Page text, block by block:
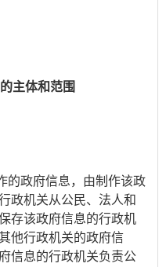
主体和范围
政府信息，由制作该政
政机关从公民、法人和
存该政府信息的行政机
他行政机关的政府信
信息的行政机关负责公